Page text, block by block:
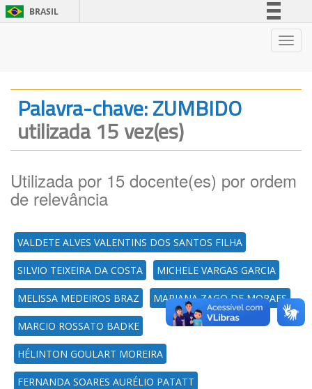
BRASIL
Legislação
Palavra-chave: ZUMBIDO
utilizada 15 vez(es)
Utilizada por 15 docente(es) por ordem
de relevância
VALDETE ALVES VALENTINS DOS SANTOS FILHA
SILVIO TEIXEIRA DA COSTA MICHELE VARGAS GARCIA
MELISSA MEDEIROS BRAZ MARIANA ZAGO DE MORAES
MARCIO ROSSATO BADKE
HÉLINTON GOULART MOREIRA
FERNANDA SOARES AURÉLIO PATATT